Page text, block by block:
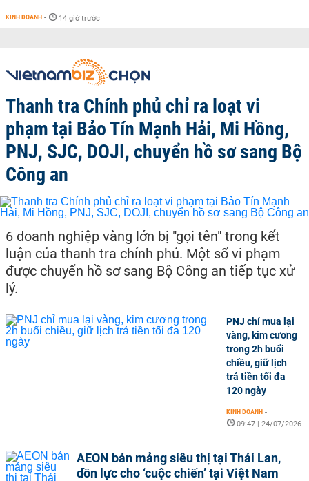
KINH DOANH - 14 giờ trước
Thanh tra Chính phủ chỉ ra loạt vi
phạm tại Bảo Tín Mạnh Hải, Mi Hồng,
PNJ, SJC, DOJI, chuyển hồ sơ sang Bộ
Công an
6 doanh nghiệp vàng lớn bị "gọi tên" trong kết
luận của thanh tra chính phủ. Một số vi phạm
được chuyển hồ sơ sang Bộ Công an tiếp tục xử
lý.
PNJ chỉ mua lại
vàng, kim cương
trong 2h buổi
chiều, giữ lịch
trả tiền tối đa
120 ngày
KINH DOANH -
09:47 | 24/07/2026
AEON bán mảng siêu thị tại Thái Lan,
dồn lực cho ‘cuộc chiến’ tại Việt Nam